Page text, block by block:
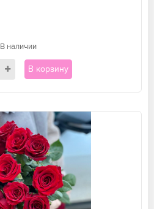
В наличии
В корзину